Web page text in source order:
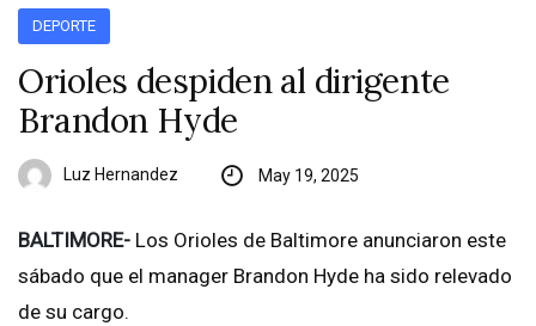
DEPORTE
Orioles despiden al dirigente
Brandon Hyde
Luz Hernandez May 19, 2025
BALTIMORE- Los Orioles de Baltimore anunciaron este
sábado que el manager Brandon Hyde ha sido relevado
de su cargo.